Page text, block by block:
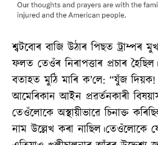
শ্বটবোৰ বাজি উঠাৰ পিছত ট্ৰাম্পৰ
ফলত তেওঁৰ নিৰাপত্তাৰ প্ৰচাৰ
বতাহত মুঠি মাৰি ক’লে: “যুঁজ
আমেৰিকান আইন প্ৰৱৰ্তনকাৰী
তেওঁলোকে অস্থায়ীভাৱে চিনাক্ত
নাম উল্লেখ কৰা নাছিল।তেওঁলোকে